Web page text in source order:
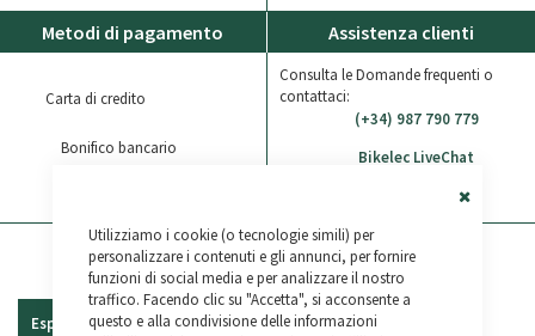
Close
Utilizziamo i cookie (o tecnologie simili) per
personalizzare i contenuti e gli annunci, per fornire
funzioni di social media e per analizzare il nostro
traffico. Facendo clic su "Accetta", si acconsente a
questo e alla condivisione delle informazioni
Metodi di pagamento
Carta di credito
Bonifico bancario
Assistenza clienti
Consulta le Domande frequenti o
contattaci:
(+34) 987 790 779
Bikelec LiveChat
Especificaciones Recensioni